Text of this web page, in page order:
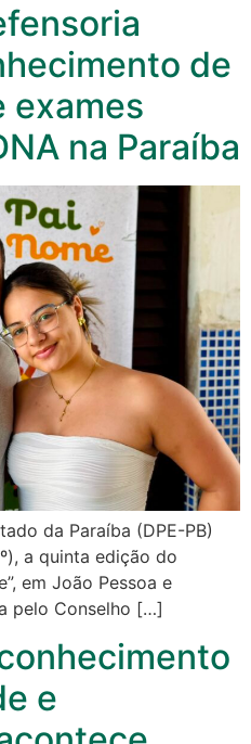
de
exames
na Paraíba
da Paraíba (DPE-PB)
a quinta edição do
em João Pessoa e
pelo Conselho […]
e